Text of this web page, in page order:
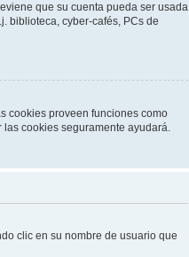
que su cuenta pueda ser usada
biblioteca, cyber-cafés, PCs de
cookies proveen funciones como
cookies seguramente ayudará.
clic en su nombre de usuario que